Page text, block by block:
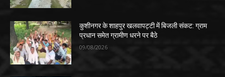
कुशीनगर के शाहपुर खलवापट्टी में बिजली संकट: ग्राम
प्रधान समेत ग्रामीण धरने पर बैठे
09/08/2026